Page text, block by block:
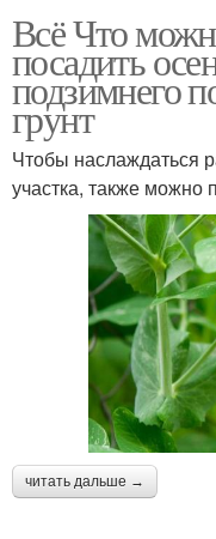
Луны на октябрь
Всё Что
посадить
подзимнего
грунт
Чтобы наслаждаться
участка, также можно
читать дальше →